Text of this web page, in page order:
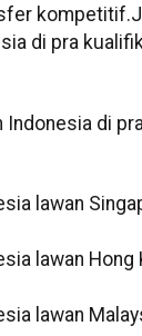
di pra
Indonesia di
lawan
lawan Hong
lawan